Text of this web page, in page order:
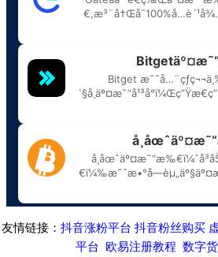
友情链接： 抖音涨粉平台 抖音粉丝购买
平台 欧易注册教程 数字